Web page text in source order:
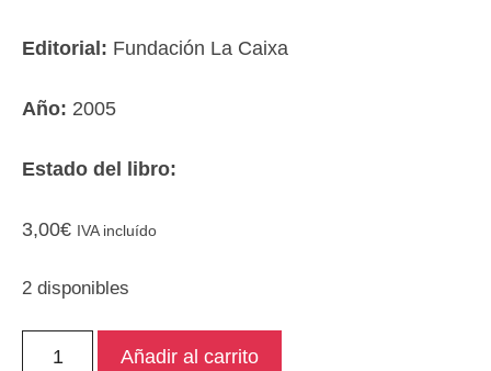
Editorial: Fundación La Caixa
Año: 2005
Estado del libro:
3,00€ IVA incluído
2 disponibles
Añadir al carrito